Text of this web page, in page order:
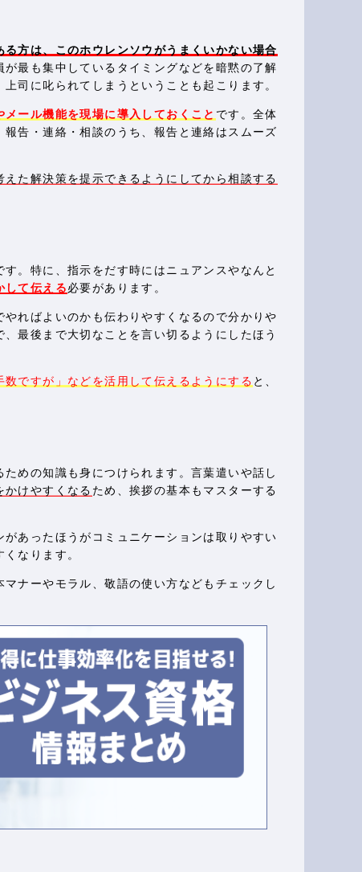
る方は、このホウレンソウがうまくいかない場合
最も集中しているタイミングなどを暗黙の了解
司に叱られてしまうということも起こります。
メール機能を現場に導入しておくこと です。全体
告・連絡・相談のうち、報告と連絡はスムーズ
えた解決策を提示できるようにしてから相談する
。特に、指示をだす時にはニュアンスやなんと
して伝える必要があります。
ればよいのかも伝わりやすくなるので分かりや
最後まで大切なことを言い切るようにしたほう
数ですが」などを活用して伝えるようにする と、
めの知識も身につけられます。言葉遣いや話し
けやすくなる ため、挨拶の基本もマスターする
あったほうがコミュニケーションは取りやすい
なります。
ナーやモラル、敬語の使い方などもチェックし